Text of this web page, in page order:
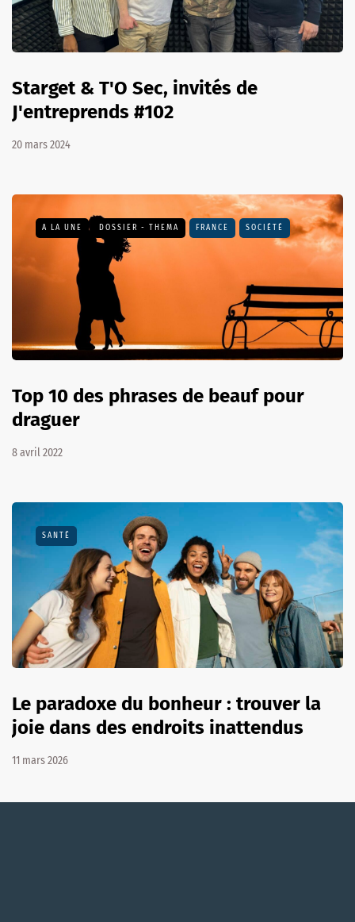
Starget & T'O Sec, invités de
J'entreprends #102
20 mars 2024
A LA UNE DOSSIER - THEMA FRANCE SOCIÉTÉ
Top 10 des phrases de beauf pour
draguer
8 avril 2022
SANTÉ
Le paradoxe du bonheur : trouver la
joie dans des endroits inattendus
11 mars 2026